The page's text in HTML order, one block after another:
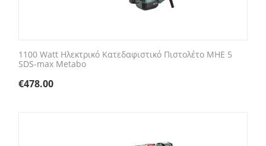
1100 Watt Ηλεκτρικό Κατεδαφιστικό Πιστολέτο MHE 5
SDS-max Metabo
€478.00